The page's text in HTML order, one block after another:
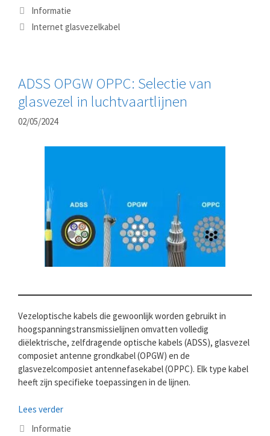
Categorieën
Informatie
Tags
Internet glasvezelkabel
ADSS OPGW OPPC: Selectie van
glasvezel in luchtvaartlijnen
02/05/2024
Vezeloptische kabels die gewoonlijk worden gebruikt in
hoogspanningstransmissielijnen omvatten volledig
diëlektrische, zelfdragende optische kabels (ADSS), glasvezel
composiet antenne grondkabel (OPGW) en de
glasvezelcomposiet antennefasekabel (OPPC). Elk type kabel
heeft zijn specifieke toepassingen in de lijnen.
Lees verder
Categorieën
Informatie